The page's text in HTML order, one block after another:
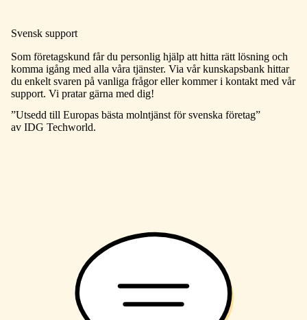
Svensk support
Som företagskund får du personlig hjälp att hitta rätt lösning och
komma igång med alla våra tjänster. Via vårkunskapsbank hittar
du enkelt svaren på vanliga frågor eller kommer i kontakt med vår
support. Vi pratar gärna med dig!
”Utsedd till Europas bästa molntjänst för svenska företag”
av IDG Techworld.